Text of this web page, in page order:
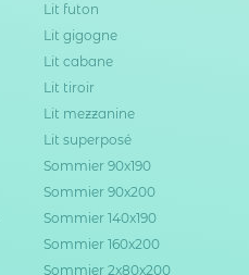
Lit futon
Lit gigogne
Lit cabane
Lit tiroir
Lit mezzanine
Lit superposé
Sommier 90x190
Sommier 90x200
Sommier 140x190
Sommier 160x200
Sommier 2x80x200